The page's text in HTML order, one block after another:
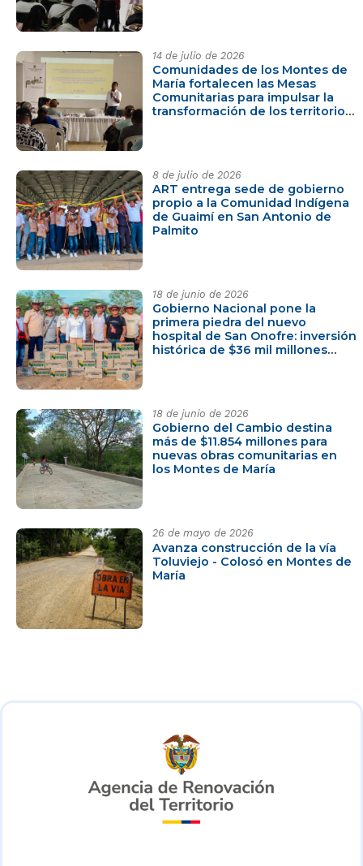
14 de julio de 2026
Comunidades de los Montes de
María fortalecen las Mesas
Comunitarias para impulsar la
transformación de los territorios
8 de julio de 2026
ART entrega sede de gobierno
propio a la Comunidad Indígena
de Guaimí en San Antonio de
Palmito
18 de junio de 2026
Gobierno Nacional pone la
primera piedra del nuevo
hospital de San Onofre: inversión
histórica de $36 mil millones
18 de junio de 2026
Gobierno del Cambio destina
más de $11.854 millones para
nuevas obras comunitarias en
los Montes de María
26 de mayo de 2026
Avanza construcción de la vía
Toluviejo - Colosó en Montes de
María